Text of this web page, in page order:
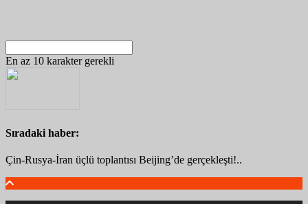
En az 10 karakter gerekli
Sıradaki haber:
Çin-Rusya-İran üçlü toplantısı Beijing’de gerçekleşti!..